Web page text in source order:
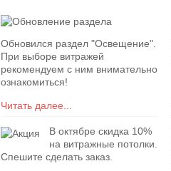
Обновился раздел "Освещение".
При выборе витражей
рекомендуем с ним внимательно
ознакомиться!
Читать далее...
В октябре скидка 10%
на витражные потолки.
Спешите сделать заказ.